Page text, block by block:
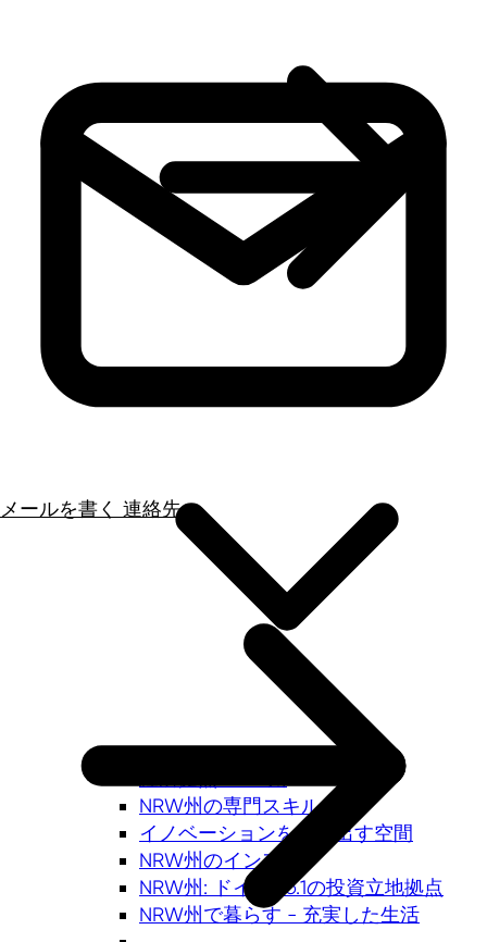
NRW州の専門スキル力
イノベーションを生み出す空間
NRW州のインフラ
NRW州: ドイツNo.1の投資立地拠点
NRW州で暮らす - 充実した生活
メールを書く 連絡先へ